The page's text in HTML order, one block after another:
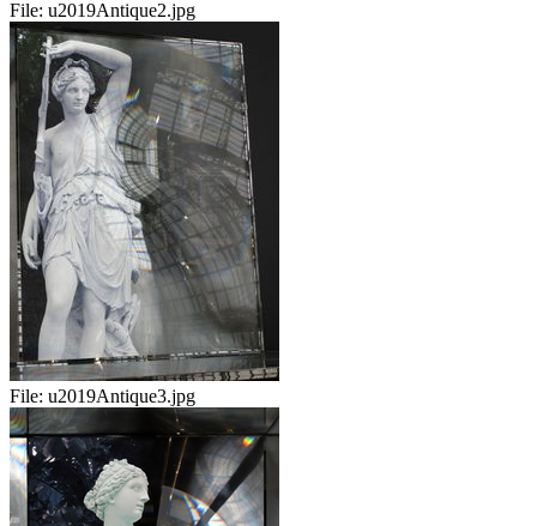
File: u2019Antique2.jpg
File: u2019Antique3.jpg